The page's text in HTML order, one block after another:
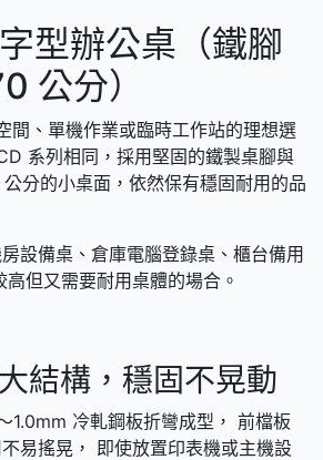
型辦公桌（鐵腳
公分）
間、單機作業或臨時工作站的理想選
系列相同，採用堅固的鐵製桌腳與
分的小桌面，依然保有穩固耐用的品
設備桌、倉庫電腦登錄桌、櫃台備用
但又需要耐用桌體的場合。
結構，穩固不晃動
1.0mm 冷軋鋼板折彎成型， 前檔板
易搖晃， 即使放置印表機或主機設